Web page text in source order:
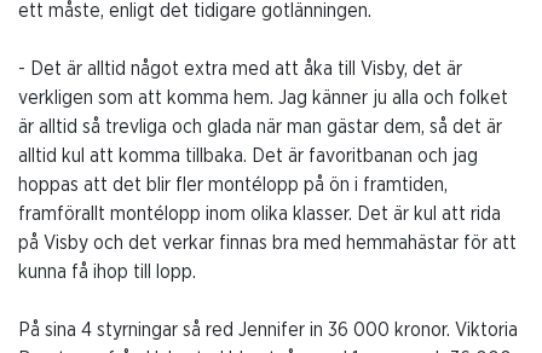
ett måste, enligt det tidigare gotlänningen.
- Det är alltid något extra med att åka till Visby, det är
verkligen som att komma hem. Jag känner ju alla och folket
är alltid så trevliga och glada när man gästar dem, så det är
alltid kul att komma tillbaka. Det är favoritbanan och jag
hoppas att det blir fler montélopp på ön i framtiden,
framförallt montélopp inom olika klasser. Det är kul att rida
på Visby och det verkar finnas bra med hemmahästar för att
kunna få ihop till lopp.
På sina 4 styrningar så red Jennifer in 36 000 kronor. Viktoria